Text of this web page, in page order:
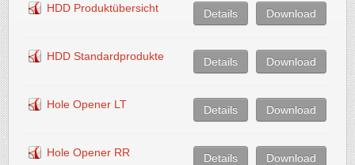
HDD Produktübersicht Download
Details
HDD Standardprodukte Download
Details
Hole Opener LT Download
Details
Hole Opener RR Download
Details